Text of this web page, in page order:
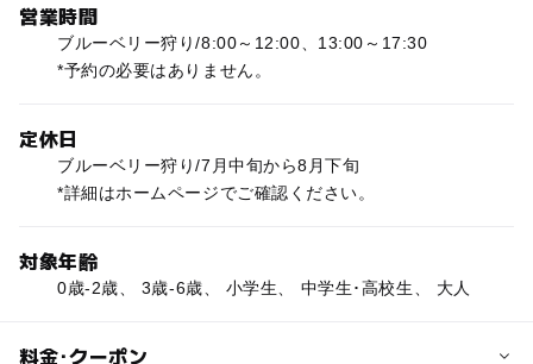
営業時間
ブルーベリー狩り/8:00～12:00、13:00～17:30
*予約の必要はありません。
定休日
ブルーベリー狩り/7月中旬から8月下旬
*詳細はホームページでご確認ください。
対象年齢
0歳-2歳、 3歳-6歳、 小学生、 中学生･高校生、 大人
料金･クーポン